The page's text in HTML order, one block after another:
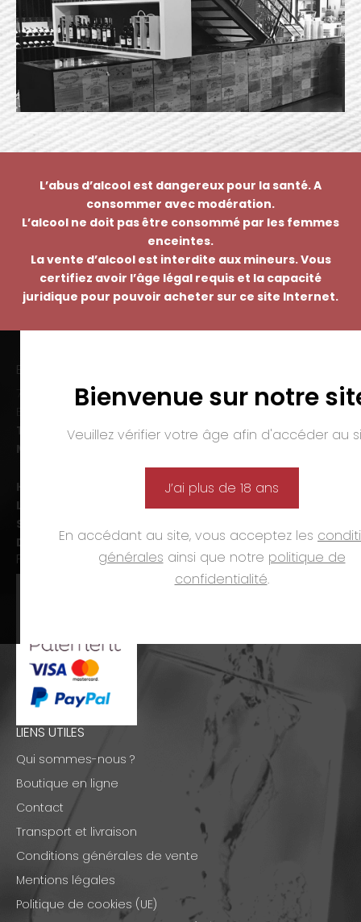
L’abus d’alcool est dangereux pour la santé. A
consommer avec modération.
L’alcool ne doit pas être consommé par les femmes
enceintes.
La vente d’alcool est interdite aux mineurs. Vous
certifiez avoir l’âge légal requis et la capacité
juridique pour pouvoir acheter sur ce site Internet.
Bienvenue sur notre
Veuillez vérifier votre âge afin d'accéder au
J’ai plus de 18 ans
En accédant au site, vous acceptez les
générales ainsi que notre politique de
confidentialité.
EMMANUEL NASTI
7 avenue Pierre Pflimlin – ZAC Espale
Tél. :
03 89 46 50 35
Mail :
Horaires d’ouverture :
Lun-ven. :
09h00-12h00 et 14h00-19h00
Sam. :
Dim. et jours fériés :fermé
PAIEMENTS
LIENS UTILES
Qui sommes-nous ?
Boutique en ligne
Contact
Transport et livraison
Conditions générales de vente
Mentions légales
Politique de cookies (UE)